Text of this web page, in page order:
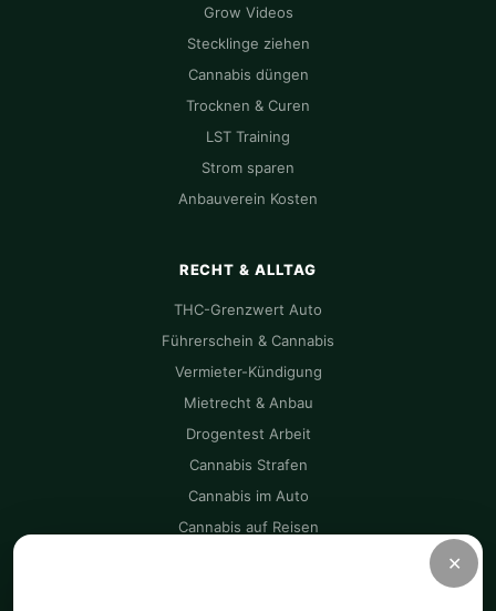
Grow Videos
Stecklinge ziehen
Cannabis düngen
Trocknen & Curen
LST Training
Strom sparen
Anbauverein Kosten
RECHT & ALLTAG
THC-Grenzwert Auto
Führerschein & Cannabis
Vermieter-Kündigung
Mietrecht & Anbau
Drogentest Arbeit
Cannabis Strafen
Cannabis im Auto
Cannabis auf Reisen
✕